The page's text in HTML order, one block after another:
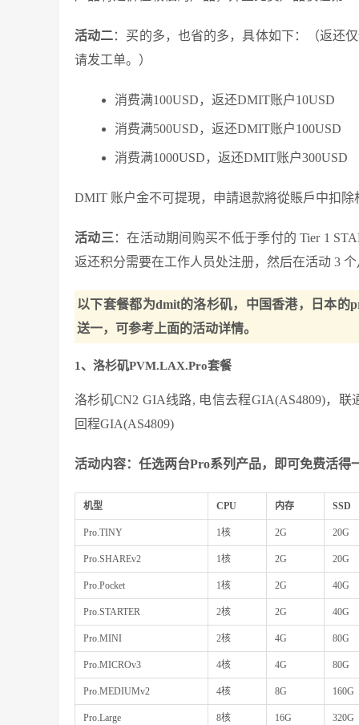
活动二：买的多，也省的多，具体如下：（返还
请发工单。）
消费满100USD，返还DMIT账户10USD
消费满500USD，返还DMIT账户100USD
消费满1000USD，返还DMIT账户300USD
DMIT 账户金不可提現，申請退款將從賬戶中扣除
活动三：在活动期间购买不低于季付的 Tier 1
返还积分需要在工作人员处注册，然后在活动 3
以下套餐都为dmit的洛杉矶，中国香港，日本的
送一，可参考上面的活动详情。
1、洛杉矶PVM.LAX.Pro套餐
洛杉矶CN2 GIA线路, 电信去程GIA(AS4809)，
回程GIA(AS4809)
活动内容：任选两台Pro系列产品，即可免费活得
机型 CPU 内存 SSD
Pro.TINY 1核 2G 20G
Pro.SHAREv2 1核 2G 20G
Pro.Pocket 1核 2G 40G
Pro.STARTER 2核 2G 40G
Pro.MINI 2核 4G 80G
Pro.MICROv3 4核 4G 80G
Pro.MEDIUMv2 4核 8G 160G
Pro.Large 8核 16G 320G